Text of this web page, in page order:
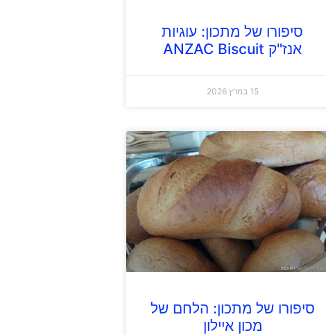
סיפורו של מתכון: עוגיות
אנז"ק ANZAC Biscuit
15 במרץ 2026
סיפורו של מתכון: הלחם של
מכון איילון